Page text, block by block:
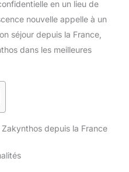
en un lieu de
nouvelle appelle à un
séjour depuis la France,
dans les meilleures
depuis la France